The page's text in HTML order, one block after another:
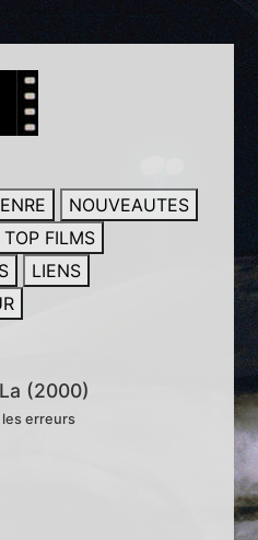
NOUVEAUTES
TOP FILMS
LIENS
(2000)
erreurs